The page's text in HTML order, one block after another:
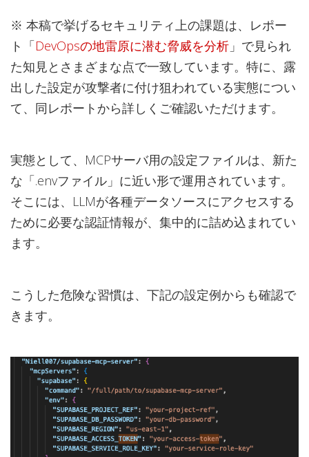
※ 本稿で挙げるセキュリティ上の課題は、レポー
ト「DevOpsの地雷原に潜む脅威を分析 」で見られ
た知見とさまざまな点で一致しています。特に、露
出した設定が攻撃者に付け狙われている実態につい
て、同レポートから詳しくご確認いただけます。
実態として、MCPサーバ用の設定ファイルは、新た
な「.envファイル」に近い形で運用されています。
そこには、LLMが各種データソースにアクセスする
ために必要な認証情報が、集中的に詰め込まれてい
ます。
こうした危険な習慣は、下記の設定例からも確認で
きます。